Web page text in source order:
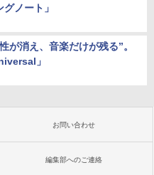
グノート」
が消え、音楽だけが残る”。
」
お問い合わせ
編集部へのご連絡